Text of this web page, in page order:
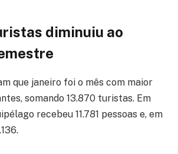
diminuiu ao
que janeiro foi o mês com maior
somando 13.870 turistas. Em
recebeu 11.781 pessoas e, em